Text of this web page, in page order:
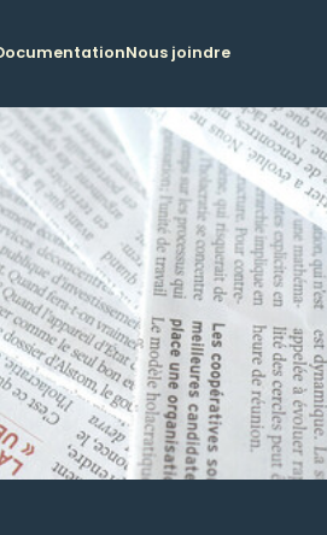
Nous joindre